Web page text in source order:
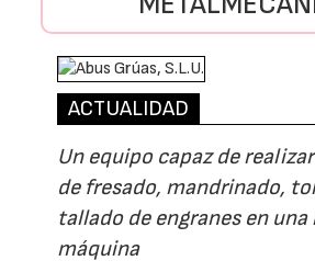
ACTUALIDAD
Un equipo capaz de
de fresado, mandrinado,
tallado de engranes en
máquina